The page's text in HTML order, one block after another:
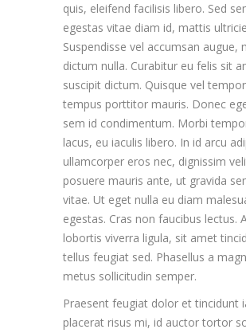
quis, eleifend facilisis libero. Sed
egestas vitae diam id, mattis
Suspendisse vel accumsan augue,
dictum nulla. Curabitur eu felis sit
suscipit dictum. Quisque vel
tempus porttitor mauris. Donec
sem id condimentum. Morbi
lacus, eu iaculis libero. In id arcu
ullamcorper eros nec, dignissim
posuere mauris ante, ut gravida
vitae. Ut eget nulla eu diam
egestas. Cras non faucibus lectus.
lobortis viverra ligula, sit amet
tellus feugiat sed. Phasellus a
metus sollicitudin semper.
Praesent feugiat dolor et tincidunt
placerat risus mi, id auctor tortor